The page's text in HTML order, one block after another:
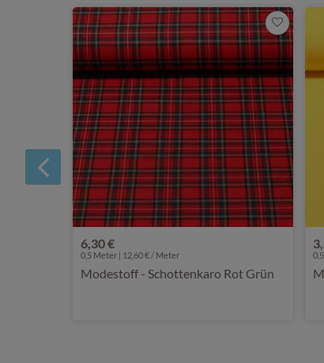
6,30 €
0,5 Meter | 12,60 € / Meter
Modestoff - Schottenkaro Rot Grün